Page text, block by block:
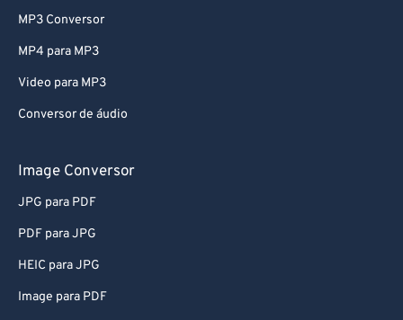
MP3 Conversor
MP4 para MP3
Video para MP3
Conversor de áudio
Image Conversor
JPG para PDF
PDF para JPG
HEIC para JPG
Image para PDF